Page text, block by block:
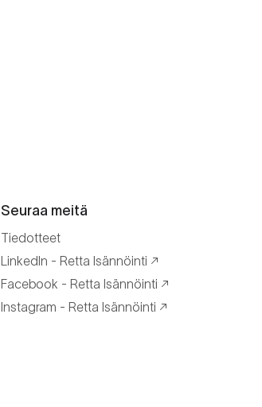
Seuraa meitä
Tiedotteet
LinkedIn - Retta Isännöinti
Facebook - Retta Isännöinti
Instagram - Retta Isännöinti